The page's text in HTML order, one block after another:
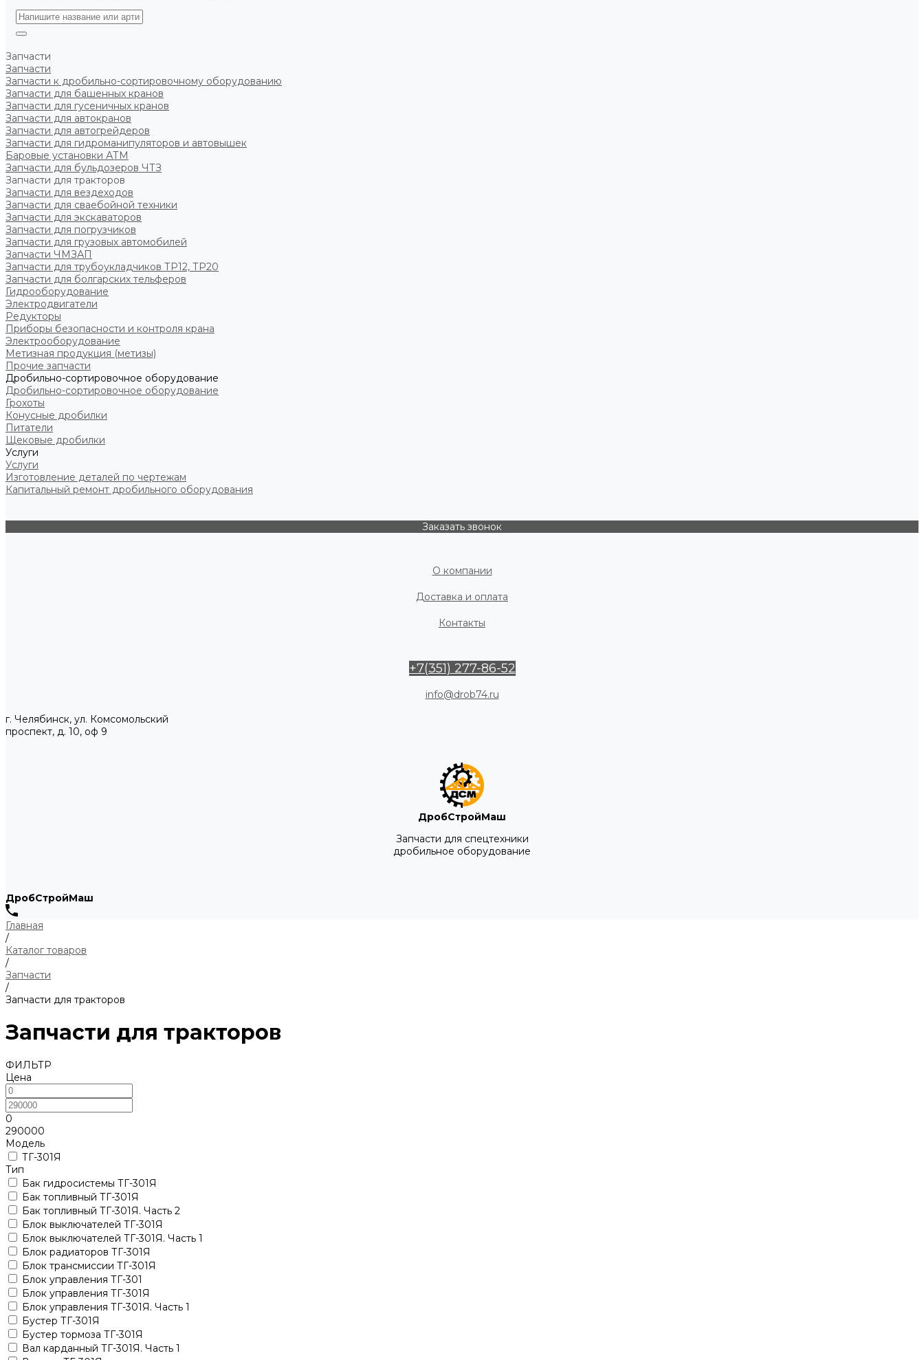
Запчасти
Запчасти
Запчасти к дробильно-сортировочному оборудованию
Запчасти для башенных кранов
Запчасти для гусеничных кранов
Запчасти для автокранов
Запчасти для автогрейдеров
Запчасти для гидроманипуляторов и автовышек
Баровые установки АТМ
Запчасти для бульдозеров ЧТЗ
Запчасти для тракторов
Запчасти для вездеходов
Запчасти для сваебойной техники
Запчасти для экскаваторов
Запчасти для погрузчиков
Запчасти для грузовых автомобилей
Запчасти ЧМЗАП
Запчасти для трубоукладчиков ТР12, ТР20
Запчасти для болгарских тельферов
Гидрооборудование
Электродвигатели
Редукторы
Приборы безопасности и контроля крана
Электрооборудование
Метизная продукция (метизы)
Прочие запчасти
Дробильно-сортировочное оборудование
Дробильно-сортировочное оборудование
Грохоты
Конусные дробилки
Питатели
Щековые дробилки
Услуги
Услуги
Изготовление деталей по чертежам
Капитальный ремонт дробильного оборудования
Заказать звонок
О компании
Доставка и оплата
Контакты
+7(351) 277-86-52
info@drob74.ru
г. Челябинск, ул. Комсомольский
проспект, д. 10, оф 9
ДробСтройМаш
Запчасти для спецтехники
дробильное оборудование
ДробСтройМаш
Главная
/
Каталог товаров
/
Запчасти
/
Запчасти для тракторов
Запчасти для тракторов
ФИЛЬТР
Цена
0
290000
Модель
ТГ-301Я
Тип
Бак гидросистемы ТГ-301Я
Бак топливный ТГ-301Я
Бак топливный ТГ-301Я. Часть 2
Блок выключателей ТГ-301Я
Блок выключателей ТГ-301Я. Часть 1
Блок радиаторов ТГ-301Я
Блок трансмиссии ТГ-301Я
Блок управления ТГ-301
Блок управления ТГ-301Я
Блок управления ТГ-301Я. Часть 1
Бустер ТГ-301Я
Бустер тормоза ТГ-301Я
Вал карданный ТГ-301Я. Часть 1